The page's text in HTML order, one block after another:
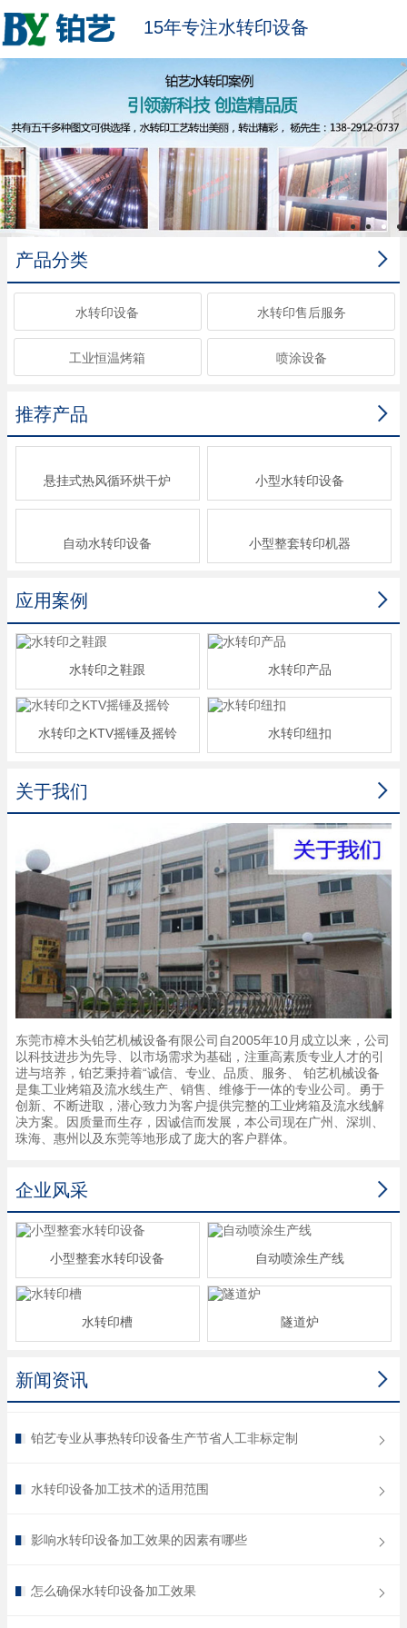
15年专注水转印设备

产品分类
水转印设备 水转印售后服务
工业恒温烤箱 喷涂设备

推荐产品
悬挂式热风循环烘干炉 小型水转印设备
自动水转印设备 小型整套转印机器

应用案例
水转印之鞋跟 水转印产品
水转印之KTV摇锤及摇铃 水转印纽扣

关于我们
东莞市樟木头铂艺机械设备有限公司自2005年10月成立以来，公司
以科技进步为先导、以市场需求为基础，注重高素质专业人才的引
进与培养，铂艺秉持着“诚信、专业、品质、服务、 铂艺机械设备
是集工业烤箱及流水线生产、销售、维修于一体的专业公司。勇于
创新、不断进取，潜心致力为客户提供完整的工业烤箱及流水线解
决方案。因质量而生存，因诚信而发展，本公司现在广州、深圳、
珠海、惠州以及东莞等地形成了庞大的客户群体。

企业风采
小型整套水转印设备 自动喷涂生产线
水转印槽 隧道炉

新闻资讯
铂艺专业从事热转印设备生产节省人工非标定制
水转印设备加工技术的适用范围
影响水转印设备加工效果的因素有哪些
怎么确保水转印设备加工效果